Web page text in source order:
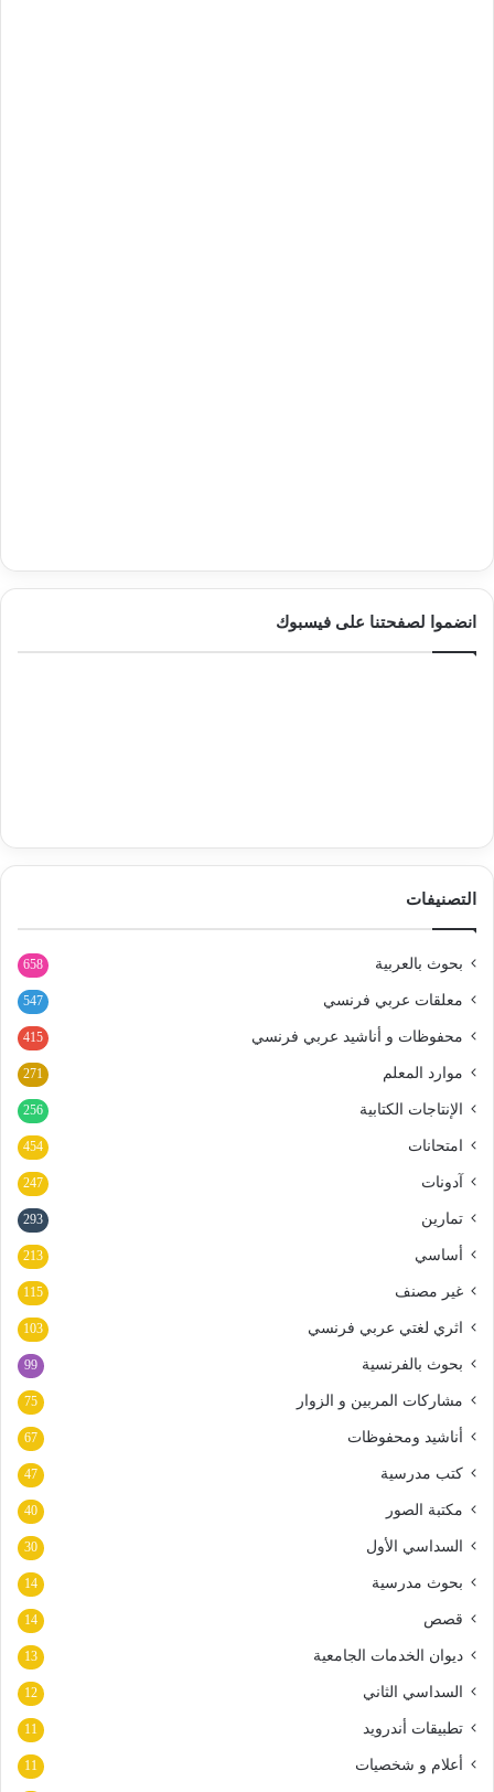
انضموا لصفحتنا على فيسبوك
التصنيفات
بحوث بالعربية 658
معلقات عربي فرنسي 547
محفوظات و أناشيد عربي فرنسي 415
موارد المعلم 271
الإنتاجات الكتابية 256
امتحانات 454
آدونات 247
تمارين 293
أساسي 213
غير مصنف 115
اثري لغتي عربي فرنسي 103
بحوث بالفرنسية 99
مشاركات المربين و الزوار 75
أناشيد ومحفوظات 67
كتب مدرسية 47
مكتبة الصور 40
السداسي الأول 30
بحوث مدرسية 14
قصص 14
ديوان الخدمات الجامعية 13
السداسي الثاني 12
تطبيقات أندرويد 11
أعلام و شخصيات 11